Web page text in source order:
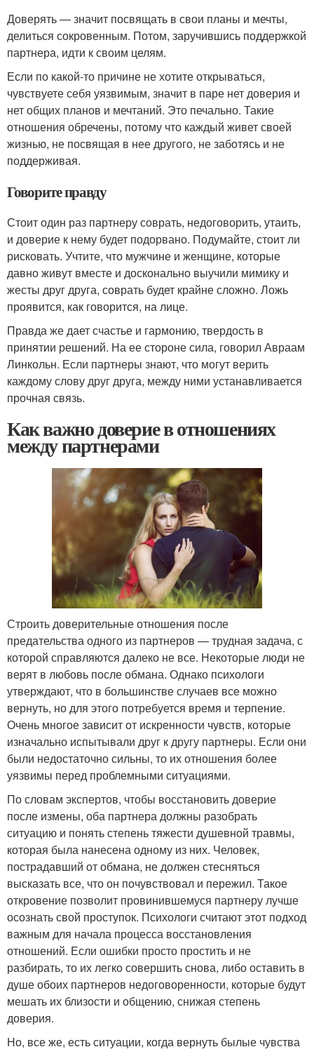
Доверять — значит посвящать в свои планы и мечты,
делиться сокровенным. Потом, заручившись поддержкой
партнера, идти к своим целям.
Если по какой-то причине не хотите открываться,
чувствуете себя уязвимым, значит в паре нет доверия и
нет общих планов и мечтаний. Это печально. Такие
отношения обречены, потому что каждый живет своей
жизнью, не посвящая в нее другого, не заботясь и не
поддерживая.
Говорите правду
Стоит один раз партнеру соврать, недоговорить, утаить,
и доверие к нему будет подорвано. Подумайте, стоит ли
рисковать. Учтите, что мужчине и женщине, которые
давно живут вместе и досконально выучили мимику и
жесты друг друга, соврать будет крайне сложно. Ложь
проявится, как говорится, на лице.
Правда же дает счастье и гармонию, твердость в
принятии решений. На ее стороне сила, говорил Авраам
Линкольн. Если партнеры знают, что могут верить
каждому слову друг друга, между ними устанавливается
прочная связь.
Как важно доверие в отношениях
между партнерами
Строить доверительные отношения после
предательства одного из партнеров — трудная задача, с
которой справляются далеко не все. Некоторые люди не
верят в любовь после обмана. Однако психологи
утверждают, что в большинстве случаев все можно
вернуть, но для этого потребуется время и терпение.
Очень многое зависит от искренности чувств, которые
изначально испытывали друг к другу партнеры. Если они
были недостаточно сильны, то их отношения более
уязвимы перед проблемными ситуациями.
По словам экспертов, чтобы восстановить доверие
после измены, оба партнера должны разобрать
ситуацию и понять степень тяжести душевной травмы,
которая была нанесена одному из них. Человек,
пострадавший от обмана, не должен стесняться
высказать все, что он почувствовал и пережил. Такое
откровение позволит провинившемуся партнеру лучше
осознать свой проступок. Психологи считают этот подход
важным для начала процесса восстановления
отношений. Если ошибки просто простить и не
разбирать, то их легко совершить снова, либо оставить в
душе обоих партнеров недоговоренности, которые будут
мешать их близости и общению, снижая степень
доверия.
Но, все же, есть ситуации, когда вернуть былые чувства